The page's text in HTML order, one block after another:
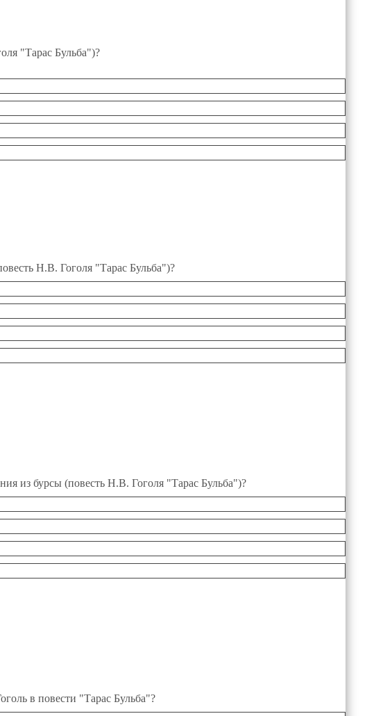
"Тарас Бульба")?
Н.В. Гоголя "Тарас Бульба")?
из бурсы (повесть Н.В. Гоголя "Тарас Бульба")?
в повести "Тарас Бульба"?